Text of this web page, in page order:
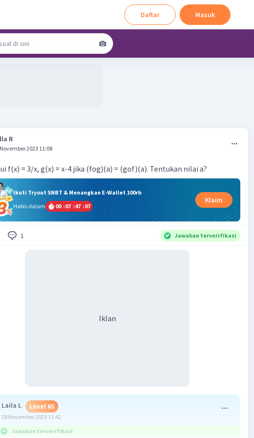
Daftar Masuk
R
2023 11:08
f(x) = 3/x, g(x) = x-4 jika (fog)(a) = (gof)(a). Tentukan nilai a?
Ikuti Tryout SNBT & Menangkan E-Wallet 100rb
Habis dalam
00 :07 :47 :07
Klaim
1 Jawaban terverifikasi
Iklan
Laila L Level 65
28 November 2023 11:42
Jawaban terverifikasi